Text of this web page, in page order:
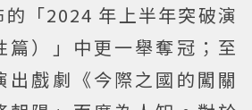
「2024 年上半年突破演
篇）」中更一舉奪冠；至
出戲劇《今際之國的闖關